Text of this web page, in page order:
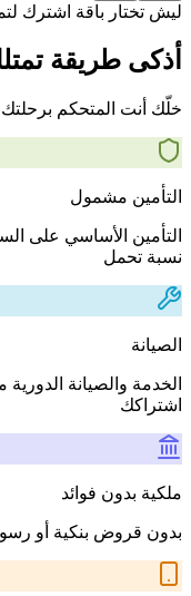
ليش تختار باقة اشترك
أذكى طريقة
خلّك أنت المتحكم
التأمين مشمول
التأمين الأساسي على
نسبة تحمل
الصيانة
الخدمة والصيانة
اشتراكك
ملكية بدون فوائد
بدون قروض بنكية أو